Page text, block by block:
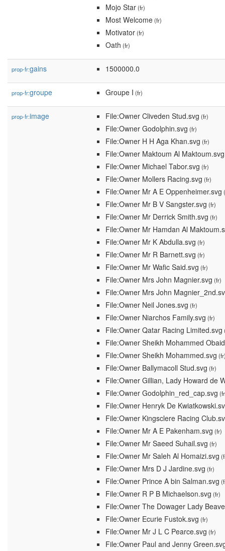
Mojo Star(fr)
Most Welcome(fr)
Motivator(fr)
Oath (fr)
prop-fr:gains 1500000.0
prop-fr:groupe Groupe I (fr)
prop-fr:image File:Owner Cliveden Stud.svg (fr)
File:Owner Godolphin.svg (fr)
File:Owner H H Aga Khan.svg (fr)
File:Owner Maktoum Al Maktoum.svg
File:Owner Michael Tabor.svg (fr)
File:Owner Mollers Racing.svg (fr)
File:Owner Mr A E Oppenheimer.svg
File:Owner Mr B V Sangster.svg (fr)
File:Owner Mr Derrick Smith.svg (fr)
File:Owner Mr Hamdan Al
File:Owner Mr K Abdulla.svg (fr)
File:Owner Mr R Barnett.svg (fr)
File:Owner Mr Wafic Said.svg (fr)
File:Owner Mrs John Magnier.svg (fr)
File:Owner Mrs John
File:Owner Neil Jones.svg (fr)
File:Owner Niarchos Family.svg (fr)
File:Owner Qatar Racing Limited.svg
File:Owner Sheikh Mohammed
File:Owner Sheikh Mohammed.svg
File:Owner Ballymacoll Stud.svg (fr)
File:Owner Gillian, Lady Howard de
File:Owner Godolphin_red_cap.svg
File:Owner Henryk De
File:Owner Kingsclere Racing
File:Owner Mr A E Pakenham.svg (fr)
File:Owner Mr Saeed Suhail.svg (fr)
File:Owner Mr Saleh Al Homaizi.svg
File:Owner Mrs D J Jardine.svg (fr)
File:Owner Prince A bin Salman.svg
File:Owner R P B Michaelson.svg (fr)
File:Owner The Dowager Lady
File:Owner Ecurie Fustok.svg (fr)
File:Owner Mr J L C Pearce.svg (fr)
File:Owner Paul and Jenny